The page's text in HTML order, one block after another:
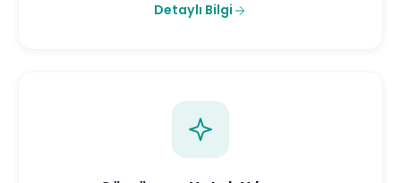
Detaylı Bilgi